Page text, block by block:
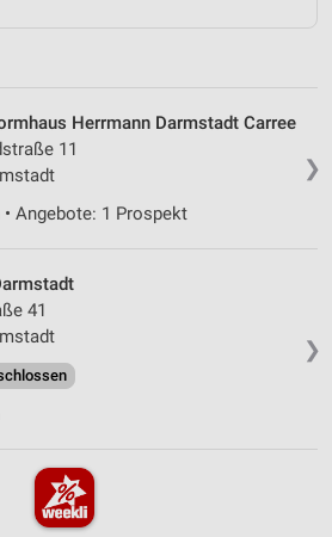
❯
Herrmann Darmstadt Carree
11
Angebote: 1 Prospekt
❯
41